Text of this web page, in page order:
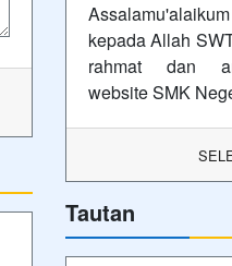
kepada Allah
rahmat dan
website SMK
Tautan